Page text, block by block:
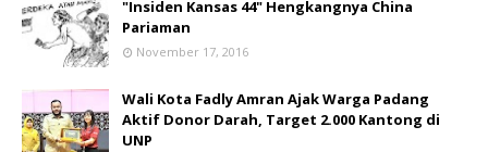
"Insiden Kansas 44" Hengkangnya China
Pariaman
November 17, 2016
Wali Kota Fadly Amran Ajak Warga Padang
Aktif Donor Darah, Target 2.000 Kantong di
UNP